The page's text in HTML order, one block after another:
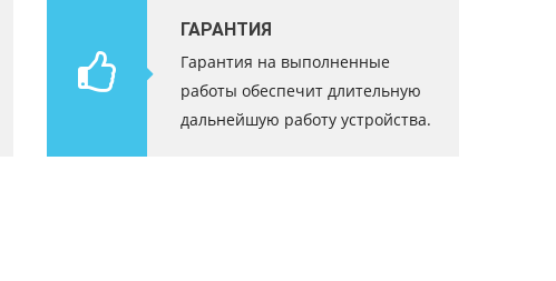
ГАРАНТИЯ
Гарантия на выполненные
работы обеспечит длительную
дальнейшую работу устройства.